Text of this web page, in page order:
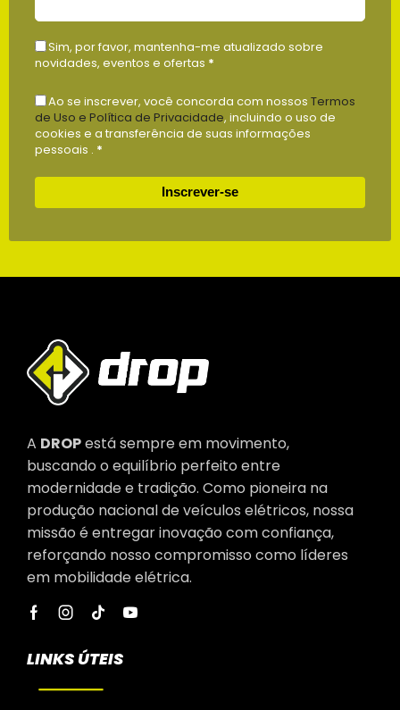
Sim, por favor, mantenha-me atualizado sobre
novidades, eventos e ofertas *
Ao se inscrever, você concorda com nossos Termos
de Uso e Política de Privacidade, incluindo o uso de
cookies e a transferência de suas informações
pessoais . *
Inscrever-se
A DROPestá sempre em movimento,
buscando o equilíbrio perfeito entre
modernidade e tradição. Como pioneira na
produção nacional de veículos elétricos, nossa
missão é entregar inovação com confiança,
reforçando nosso compromisso como líderes
em mobilidade elétrica.
LINKS ÚTEIS